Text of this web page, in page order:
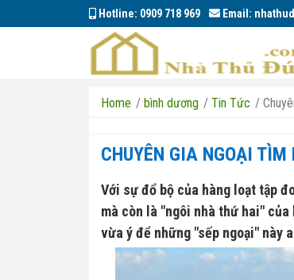
Hotline: 0909 718 969 Email:
Home / bình dương / Tin Tức /
CHUYÊN GIA NGOẠI
Với sự đổ bộ của hàng loạt tập
mà còn là "ngôi nhà thứ hai"
vừa ý để những "sếp ngoại" này